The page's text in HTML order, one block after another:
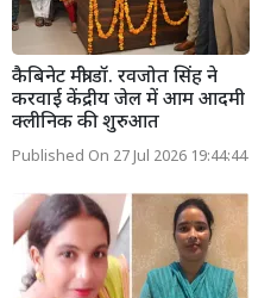
कैबिनेट मंत्री डॉ. रवजोत सिंह ने
करवाई केंद्रीय जेल में आम आदमी
क्लीनिक की शुरुआत
Published On 27 Jul 2026 19:44:44